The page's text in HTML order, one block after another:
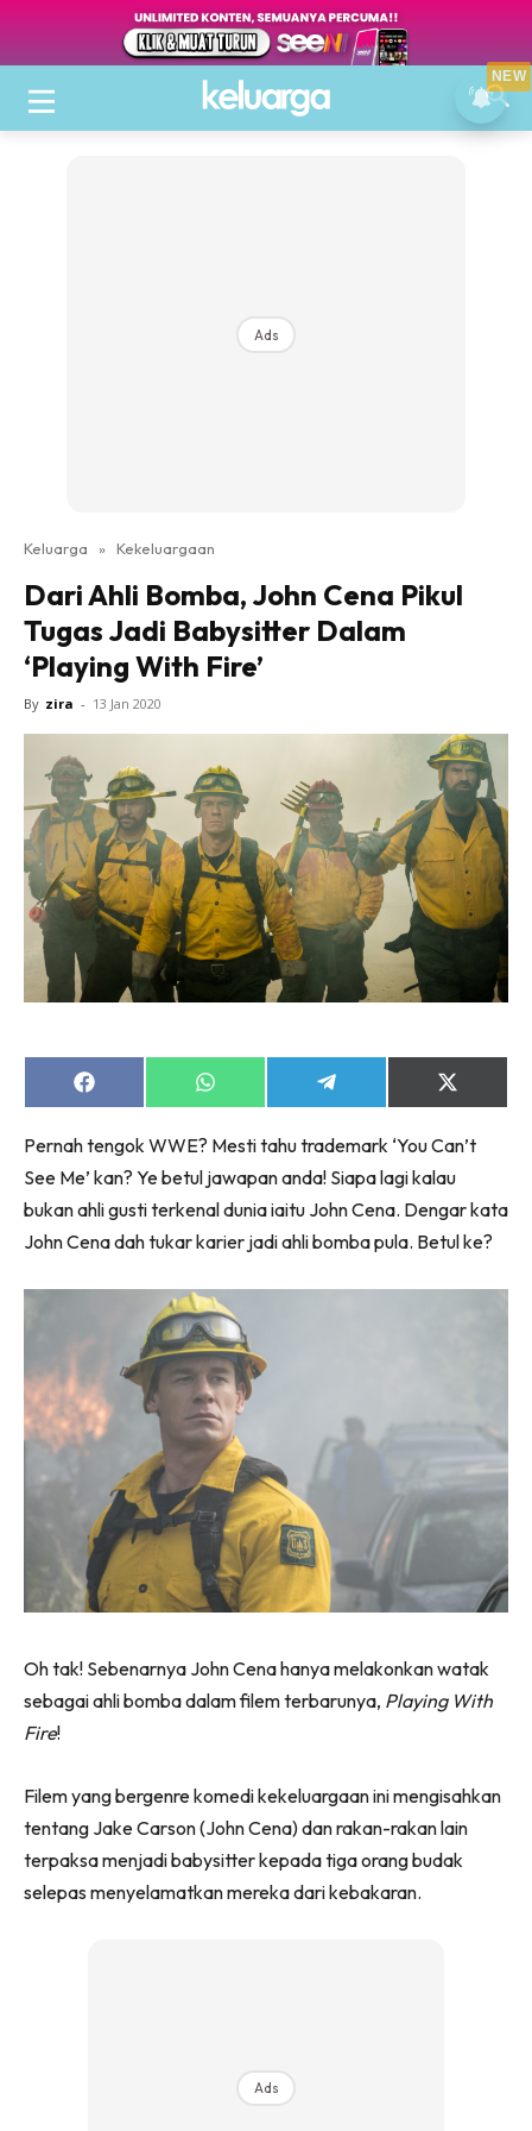
Ads
Keluarga » Kekeluargaan
Dari Ahli Bomba, John Cena Pikul
Tugas Jadi Babysitter Dalam
‘Playing With Fire’
By zira - 13 Jan 2020
Share
on
Share
on
Share
on
Share
on
(Twitter)
Pernah tengok WWE? Mesti tahu trademark ‘You Can’t
See Me’ kan? Ye betul jawapan anda! Siapa lagi kalau
bukan ahli gusti terkenal dunia iaitu John Cena. Dengar kata
John Cena dah tukar karier jadi ahli bomba pula. Betul ke?
Oh tak! Sebenarnya John Cena hanya melakonkan watak
sebagai ahli bomba dalam filem terbarunya, Playing With
Fire!
Filem yang bergenre komedi kekeluargaan ini mengisahkan
tentang Jake Carson (John Cena) dan rakan-rakan lain
terpaksa menjadi babysitter kepada tiga orang budak
selepas menyelamatkan mereka dari kebakaran.
Ads
NEW